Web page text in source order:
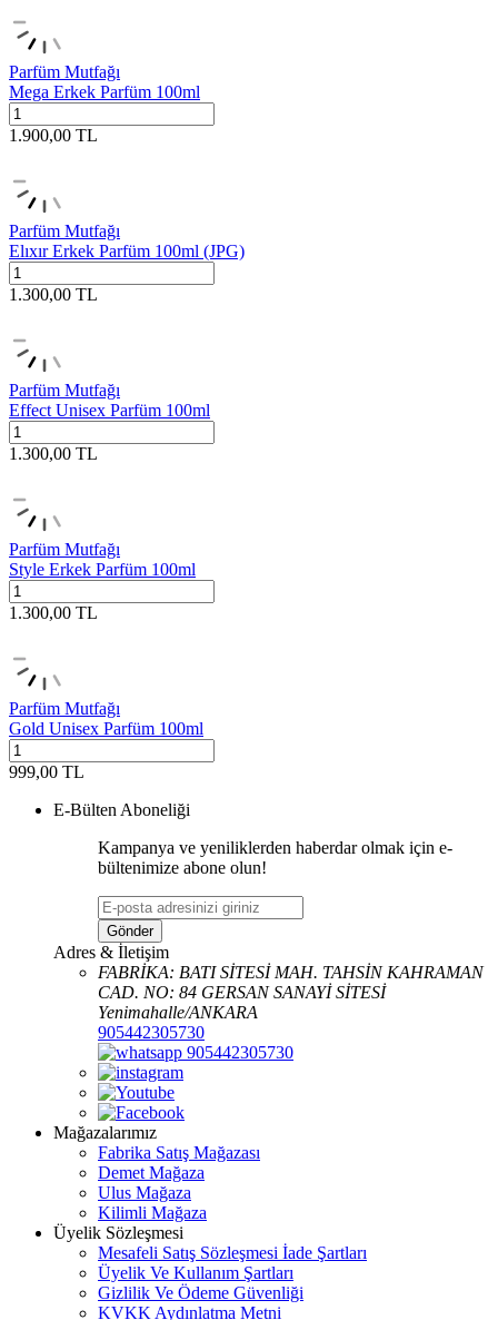
Parfüm Mutfağı
Mega Erkek Parfüm 100ml
1.900,00 TL
Parfüm Mutfağı
Elıxır Erkek Parfüm 100ml (JPG)
1.300,00 TL
Parfüm Mutfağı
Effect Unisex Parfüm 100ml
1.300,00 TL
Parfüm Mutfağı
Style Erkek Parfüm 100ml
1.300,00 TL
Parfüm Mutfağı
Gold Unisex Parfüm 100ml
999,00 TL
E-Bülten Aboneliği
Kampanya ve yeniliklerden haberdar olmak için e-
bültenimize abone olun!
Gönder
Adres & İletişim
FABRİKA: BATI SİTESİ MAH. TAHSİN KAHRAMAN
CAD. NO: 84 GERSAN SANAYİ SİTESİ
Yenimahalle/ANKARA
905442305730
905442305730
Mağazalarımız
Fabrika Satış Mağazası
Demet Mağaza
Ulus Mağaza
Kilimli Mağaza
Üyelik Sözleşmesi
Mesafeli Satış Sözleşmesi İade Şartları
Üyelik Ve Kullanım Şartları
Gizlilik Ve Ödeme Güvenliği
KVKK Aydınlatma Metni